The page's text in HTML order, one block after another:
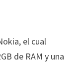
el cual
de RAM y una